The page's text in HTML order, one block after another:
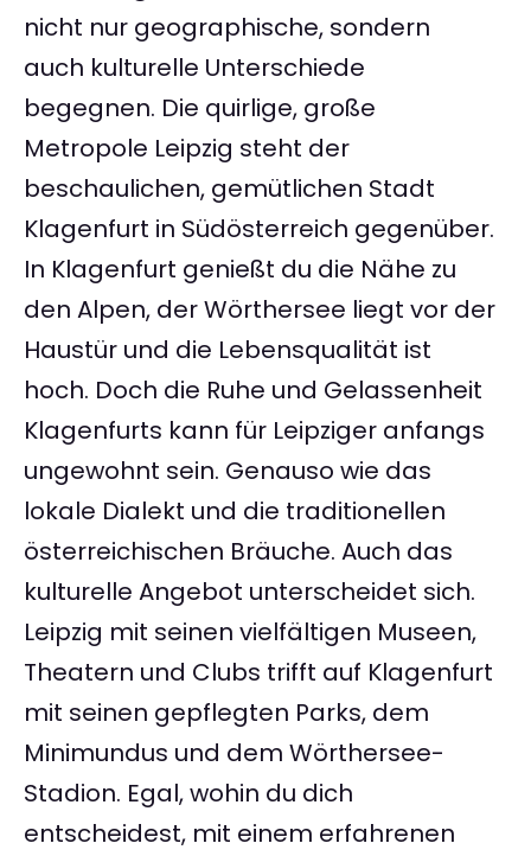
nicht nur geographische, sondern
auch kulturelle Unterschiede
begegnen. Die quirlige, große
Metropole Leipzig steht der
beschaulichen, gemütlichen Stadt
Klagenfurt in Südösterreich gegenüber.
In Klagenfurt genießt du die Nähe zu
den Alpen, der Wörthersee liegt vor der
Haustür und die Lebensqualität ist
hoch. Doch die Ruhe und Gelassenheit
Klagenfurts kann für Leipziger anfangs
ungewohnt sein. Genauso wie das
lokale Dialekt und die traditionellen
österreichischen Bräuche. Auch das
kulturelle Angebot unterscheidet sich.
Leipzig mit seinen vielfältigen Museen,
Theatern und Clubs trifft auf Klagenfurt
mit seinen gepflegten Parks, dem
Minimundus und dem Wörthersee-
Stadion. Egal, wohin du dich
entscheidest, mit einem erfahrenen